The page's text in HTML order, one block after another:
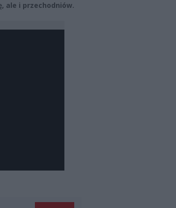
ale i przechodniów.